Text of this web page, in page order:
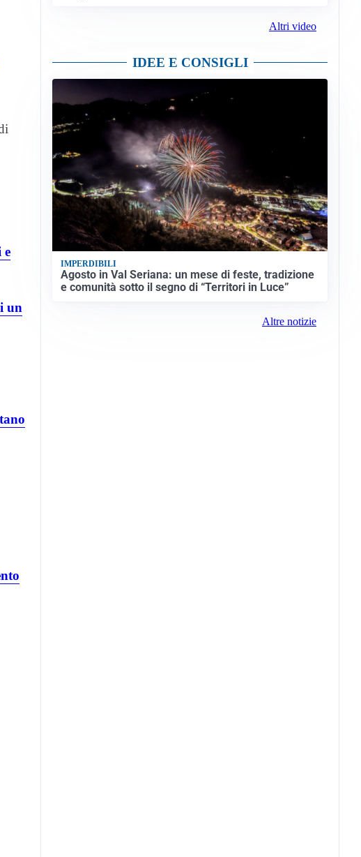
e
un
Altri video
IDEE E CONSIGLI
IMPERDIBILI
Agosto in Val Seriana: un mese di feste, tradizione
e comunità sotto il segno di “Territori in Luce”
Altre notizie